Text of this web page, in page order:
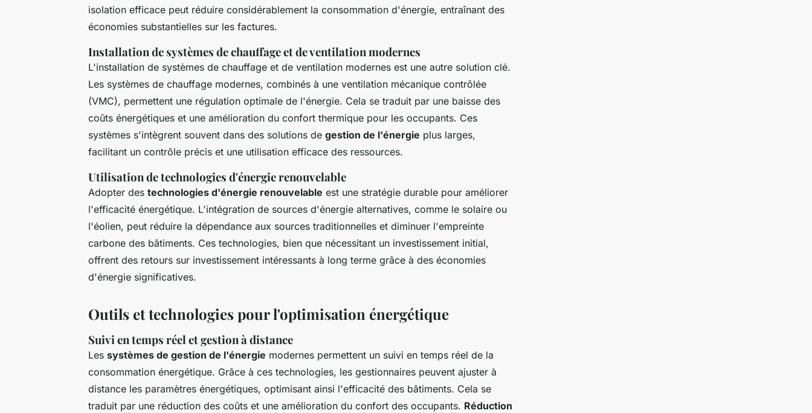
isolation efficace peut réduire considérablement la consommation d'énergie, entraînant des
économies substantielles sur les factures.
Installation de systèmes de chauffage et de ventilation modernes
L'installation de systèmes de chauffage et de ventilation modernes est une autre solution clé.
Les systèmes de chauffage modernes, combinés à une ventilation mécanique contrôlée
(VMC), permettent une régulation optimale de l'énergie. Cela se traduit par une baisse des
coûts énergétiques et une amélioration du confort thermique pour les occupants. Ces
systèmes s'intègrent souvent dans des solutions de gestion de l'énergie plus larges,
facilitant un contrôle précis et une utilisation efficace des ressources.
Utilisation de technologies d'énergie renouvelable
Adopter des technologies d'énergie renouvelable est une stratégie durable pour améliorer
l'efficacité énergétique. L'intégration de sources d'énergie alternatives, comme le solaire ou
l'éolien, peut réduire la dépendance aux sources traditionnelles et diminuer l'empreinte
carbone des bâtiments. Ces technologies, bien que nécessitant un investissement initial,
offrent des retours sur investissement intéressants à long terme grâce à des économies
d'énergie significatives.
Outils et technologies pour l'optimisation énergétique
Suivi en temps réel et gestion à distance
Les systèmes de gestion de l'énergie modernes permettent un suivi en temps réel de la
consommation énergétique. Grâce à ces technologies, les gestionnaires peuvent ajuster à
distance les paramètres énergétiques, optimisant ainsi l'efficacité des bâtiments. Cela se
traduit par une réduction des coûts et une amélioration du confort des occupants. Réduction